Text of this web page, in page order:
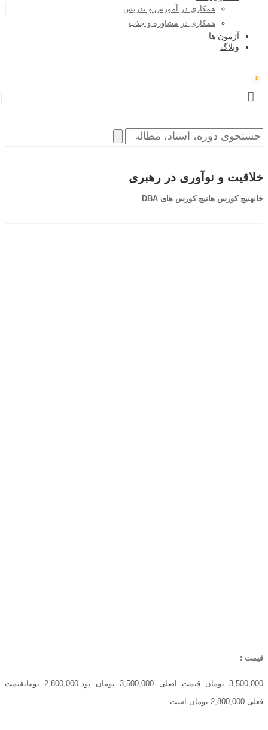
همکاری در آموزش و تدریس
همکاری در مشاوره و جذب
آزمون ها
وبلاگ
0
خلاقیت و نوآوری در رهبری
خانهنیچ کورس هانیچ کورس های DBA
قیمت :
3,500,000 تومان قیمت اصلی 3,500,000 تومان بود. 2,800,000 تومانقیمت
فعلی 2,800,000 تومان است.